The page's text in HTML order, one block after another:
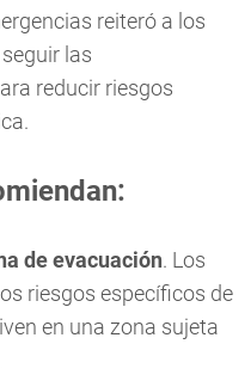
reiteró a los
las
reducir riesgos
de evacuación. Los
riesgos específicos de
en una zona sujeta